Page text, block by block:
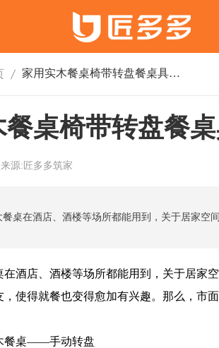
家用实木餐桌椅带转盘餐桌具体有哪些？
桌椅带转盘餐
来源:匠多多筑家
店、酒楼等场所都能用到，关于居家
，使得就餐也变得愈加有兴趣。那么，市
桌——手动转盘